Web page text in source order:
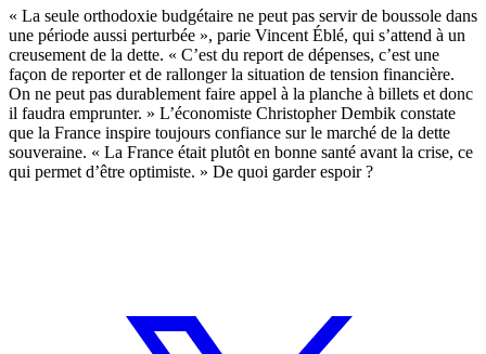
« La seule orthodoxie budgétaire ne peut pas servir de boussole dans
une période aussi perturbée », parie Vincent Éblé, qui s’attend à un
creusement de la dette. « C’est du report de dépenses, c’est une
façon de reporter et de rallonger la situation de tension financière.
On ne peut pas durablement faire appel à la planche à billets et donc
il faudra emprunter. » L’économiste Christopher Dembik constate
que la France inspire toujours confiance sur le marché de la dette
souveraine. « La France était plutôt en bonne santé avant la crise, ce
qui permet d’être optimiste. » De quoi garder espoir ?